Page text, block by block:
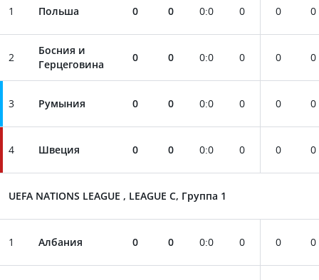
1 Польша 0 0 0:0 0 0 0
2
Босния и
Герцеговина
0 0 0:0 0 0 0
3 Румыния 0 0 0:0 0 0 0
4 Швеция 0 0 0:0 0 0 0
UEFA NATIONS LEAGUE , LEAGUE C, Группа 1
1 Албания 0 0 0:0 0 0 0